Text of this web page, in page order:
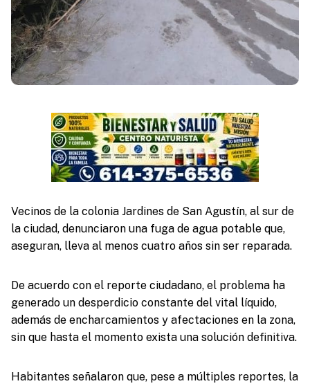
Vecinos de la colonia Jardines de San Agustín, al sur de
la ciudad, denunciaron una fuga de agua potable que,
aseguran, lleva al menos cuatro años sin ser reparada.
De acuerdo con el reporte ciudadano, el problema ha
generado un desperdicio constante del vital líquido,
además de encharcamientos y afectaciones en la zona,
sin que hasta el momento exista una solución definitiva.
Habitantes señalaron que, pese a múltiples reportes, la